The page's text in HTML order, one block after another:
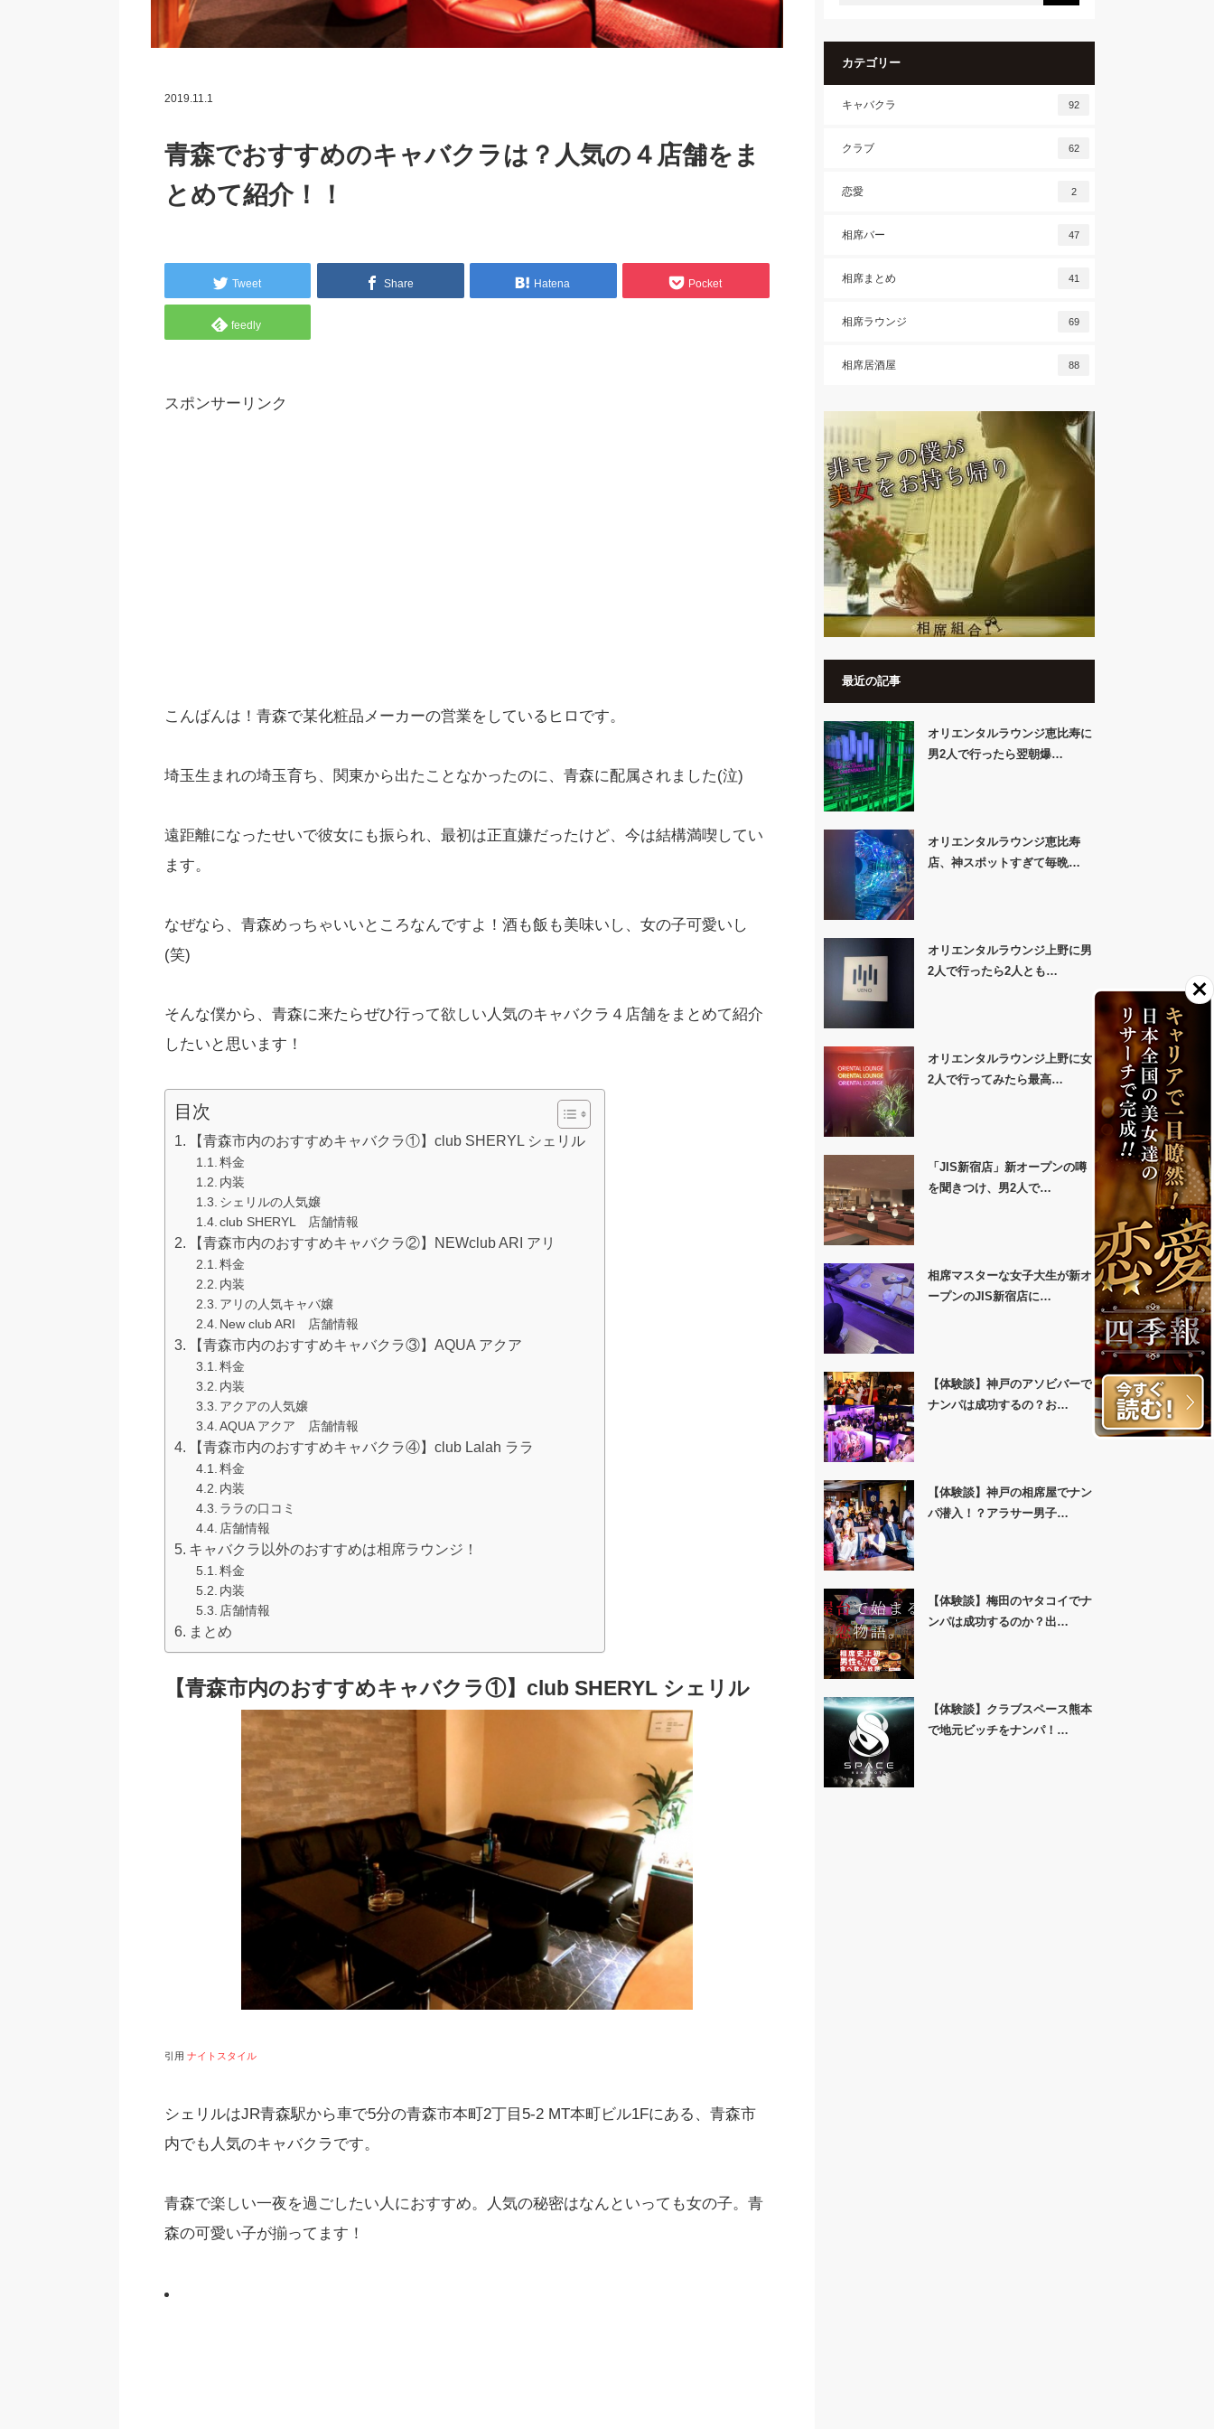
2019.11.1
青森でおすすめのキャバクラは？人気の４店舗をま
とめて紹介！！
Tweet Share Hatena Pocket
feedly
スポンサーリンク
こんばんは！青森で某化粧品メーカーの営業をしているヒロです。
埼玉生まれの埼玉育ち、関東から出たことなかったのに、青森に配属されました(泣)
遠距離になったせいで彼女にも振られ、最初は正直嫌だったけど、今は結構満喫してい
ます。
なぜなら、青森めっちゃいいところなんですよ！酒も飯も美味いし、女の子可愛いし
(笑)
そんな僕から、青森に来たらぜひ行って欲しい人気のキャバクラ４店舗をまとめて紹介
したいと思います！
目次
【青森市内のおすすめキャバクラ①】club SHERYL シェリル
料金
内装
シェリルの人気嬢
club SHERYL 店舗情報
【青森市内のおすすめキャバクラ②】NEWclub ARI アリ
料金
内装
アリの人気キャバ嬢
New club ARI 店舗情報
【青森市内のおすすめキャバクラ③】AQUA アクア
料金
内装
アクアの人気嬢
AQUA アクア 店舗情報
【青森市内のおすすめキャバクラ④】club Lalah ララ
料金
内装
ララの口コミ
店舗情報
キャバクラ以外のおすすめは相席ラウンジ！
料金
内装
店舗情報
まとめ
【青森市内のおすすめキャバクラ①】club SHERYL シェリル
引用 ナイトスタイル
シェリルはJR青森駅から車で5分の青森市本町2丁目5-2 MT本町ビル1Fにある、青森市
内でも人気のキャバクラです。
青森で楽しい一夜を過ごしたい人におすすめ。人気の秘密はなんといっても女の子。青
森の可愛い子が揃ってます！
カテゴリー
キャバクラ 92
クラブ 62
恋愛 2
相席バー 47
相席まとめ 41
相席ラウンジ 69
相席居酒屋 88
最近の記事
オリエンタルラウンジ恵比寿に
男2人で行ったら翌朝爆…
オリエンタルラウンジ恵比寿
店、神スポットすぎて毎晩…
オリエンタルラウンジ上野に男
2人で行ったら2人とも…
オリエンタルラウンジ上野に女
2人で行ってみたら最高…
「JIS新宿店」新オープンの噂
を聞きつけ、男2人で…
相席マスターな女子大生が新オ
ープンのJIS新宿店に…
【体験談】神戸のアソビバーで
ナンパは成功するの？お…
【体験談】神戸の相席屋でナン
パ潜入！？アラサー男子…
【体験談】梅田のヤタコイでナ
ンパは成功するのか？出…
【体験談】クラブスペース熊本
で地元ビッチをナンパ！…